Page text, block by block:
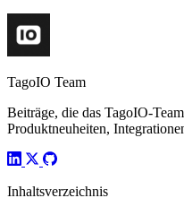
TagoIO Team
Beiträge, die das TagoIO-
Produktneuheiten,
Inhaltsverzeichnis